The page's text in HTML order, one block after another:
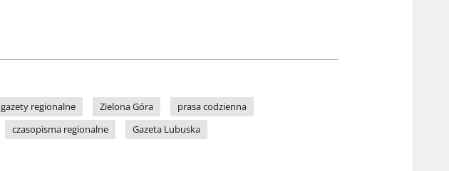
gazety regionalne Zielona Góra
prasa codzienna
czasopisma regionalne Gazeta Lubuska